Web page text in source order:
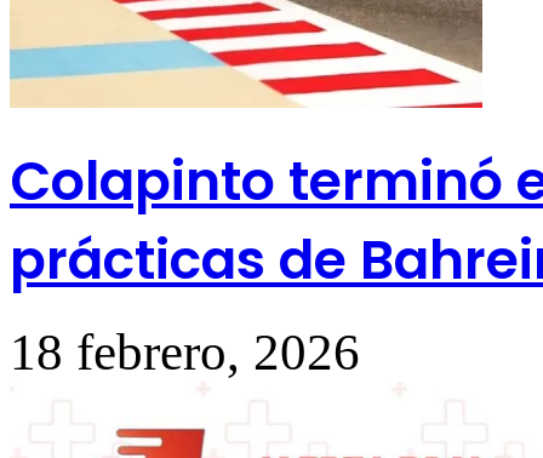
Colapinto terminó
prácticas de
18 febrero, 2026